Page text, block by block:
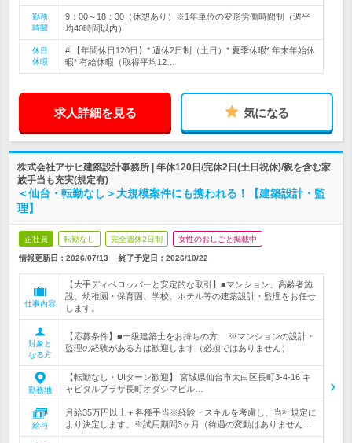
勤務
時間
9：00～18：30（休憩あり）※1年単位の変形労働時間制（週平
均40時間以内）
休日
休暇
# 【年間休日120日】* 週休2日制（土日）* 夏季休暇* 年末年始休
暇* 有給休暇（取得平均12…
求人詳細を見る 気になる
株式会社アサヒ建築設計事務所 | 年休120日/完休2日(土日祝休)/親を含む家
族手当も充実(規定有)
＜仙台・転勤なし＞大規模案件にも携われる！【建築設計・監
理】
正社員 転勤なし 完全週休2日制 女性のおしごと掲載中
情報更新日：2026/07/13 終了予定日： 2026/10/22
仕事内容
【大手ディベロッパーと安定的な取引】■マンション、高齢者施
設、幼稚園・保育園、学校、ホテル等の建築設計・監理をお任せ
します。
対象と
なる方
【応募条件】■一級建築士をお持ちの方 ※マンションの設計・
監理の経験がある方は歓迎します（必須ではありません）
勤務地
【転勤なし・UIターン歓迎】 宮城県仙台市太白区長町3-4-16 キ
ャピタルプラザ長町オダシマビル…
給与
月給35万円以上＋各種手当※経験・スキルを考慮し、当社規定に
より決定します。※試用期間3ヶ月（待遇の変動はありません…